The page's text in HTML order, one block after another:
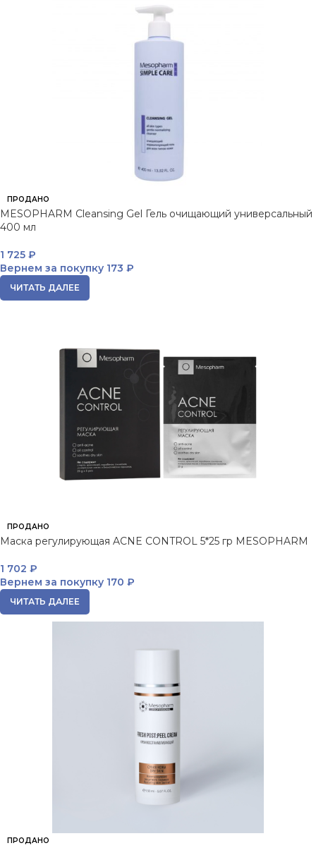
ПРОДАНО
MESOPHARM Cleansing Gel Гель очищающий универсальный
400 мл
1 725 ₽
Вернем за покупку 173 ₽
ЧИТАТЬ ДАЛЕЕ
ПРОДАНО
Маска регулирующая ACNE CONTROL 5*25 гр MESOPHARM
1 702 ₽
Вернем за покупку 170 ₽
ЧИТАТЬ ДАЛЕЕ
ПРОДАНО